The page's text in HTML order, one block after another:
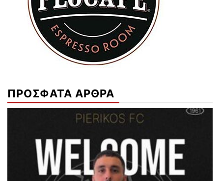
ΠΡΟΣΦΑΤΑ ΑΡΘΡΑ